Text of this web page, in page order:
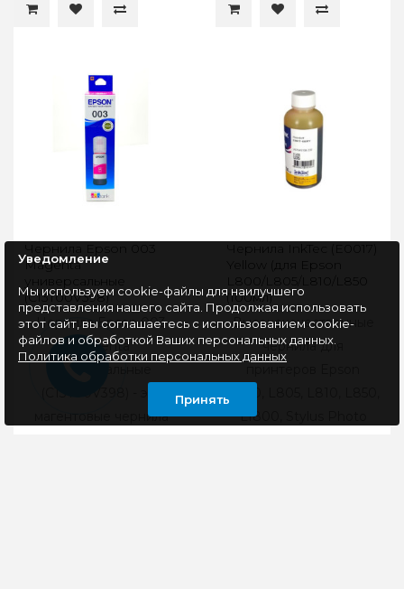
Чернила Epson 003
Magenta
универсальные
(C13T00V398)
Чернила Epson 003
Magenta
магентовые чернила
Чернила InkTec (E0017)
Yellow (для Epson
L800/L805/L810/L850
(100мл)
Высококачественные
чернила для
L1800, Stylus Photo
Уведомление
Мы используем cookie-файлы для наилучшего
представления нашего сайта. Продолжая использовать
этот сайт, вы соглашаетесь с использованием cookie-
файлов и обработкой Ваших персональных данных.
Политика обработки персональных данных
Принять